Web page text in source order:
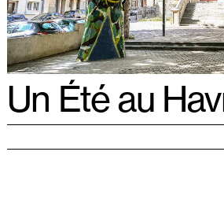
Un Été au